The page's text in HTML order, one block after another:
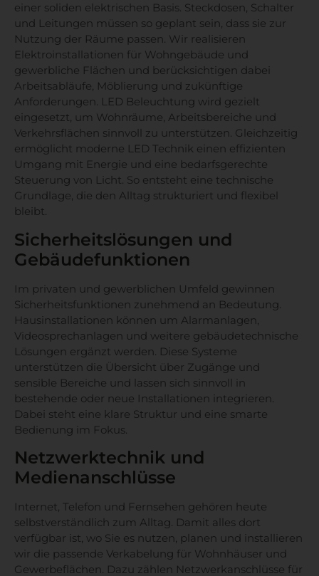
einer soliden elektrischen Basis. Steckdosen, Schalter
und Leitungen müssen so geplant sein, dass sie zur
Nutzung der Räume passen. Wir realisieren
Elektroinstallationen für Wohngebäude und
gewerbliche Flächen und berücksichtigen dabei
Arbeitsabläufe, Möblierung und zukünftige
Anforderungen. LED Beleuchtung wird gezielt
eingesetzt, um Wohnräume, Arbeitsbereiche und
Verkehrsflächen sinnvoll zu unterstützen. Gleichzeitig
ermöglicht moderne LED Technik einen effizienten
Umgang mit Energie und eine bedarfsgerechte
Steuerung von Licht. So entsteht eine technische
Grundlage, die den Alltag strukturiert und flexibel
bleibt.
Sicherheitslösungen und
Gebäudefunktionen
Im privaten und gewerblichen Umfeld gewinnen
Sicherheitsfunktionen zunehmend an Bedeutung.
Hausinstallationen können um Alarmanlagen,
Videosprechanlagen und weitere gebäudetechnische
Lösungen ergänzt werden. Diese Systeme
unterstützen die Übersicht über Zugänge und
sensible Bereiche und lassen sich sinnvoll in
bestehende oder neue Installationen integrieren.
Dabei steht eine klare Struktur und eine smarte
Bedienung im Fokus.
Netzwerktechnik und
Medienanschlüsse
Internet, Telefon und Fernsehen gehören heute
selbstverständlich zum Alltag. Damit alles dort
verfügbar ist, wo Sie es nutzen, planen und installieren
wir die passende Verkabelung für Wohnhäuser und
Gewerbeflächen. Dazu zählen Netzwerkanschlüsse für